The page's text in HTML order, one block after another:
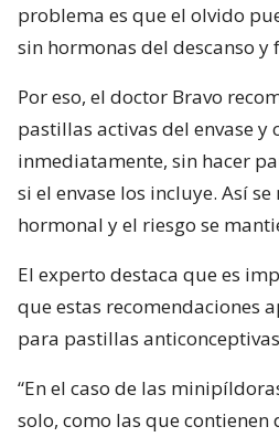
problema es que el olvido
sin hormonas del descanso y
Por eso, el doctor Bravo
pastillas activas del envase y
inmediatamente, sin hacer
si el envase los incluye. Así
hormonal y el riesgo se
El experto destaca que es
que estas recomendaciones
para pastillas
“En el caso de las
solo, como las que contienen